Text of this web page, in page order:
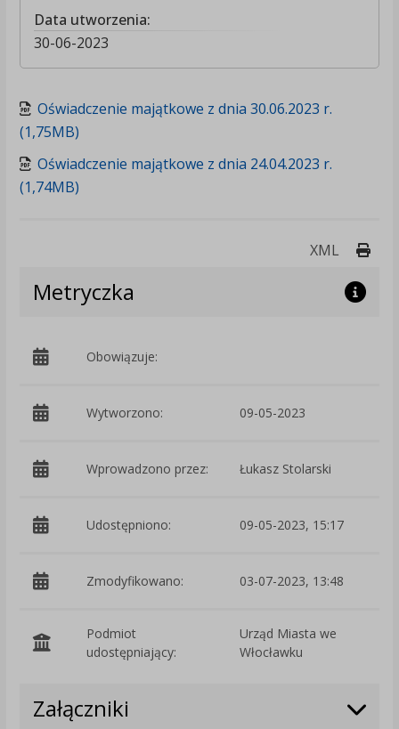
Data utworzenia:
30-06-2023
Oświadczenie majątkowe z dnia 30.06.2023 r.
(1,75MB)
Oświadczenie majątkowe z dnia 24.04.2023 r.
(1,74MB)
XML
Metryczka
Obowiązuje:
Wytworzono: 09-05-2023
Wprowadzono przez: Łukasz Stolarski
Udostępniono: 09-05-2023, 15:17
Zmodyfikowano: 03-07-2023, 13:48
Podmiot
udostępniający:
Urząd Miasta we
Włocławku
Załączniki